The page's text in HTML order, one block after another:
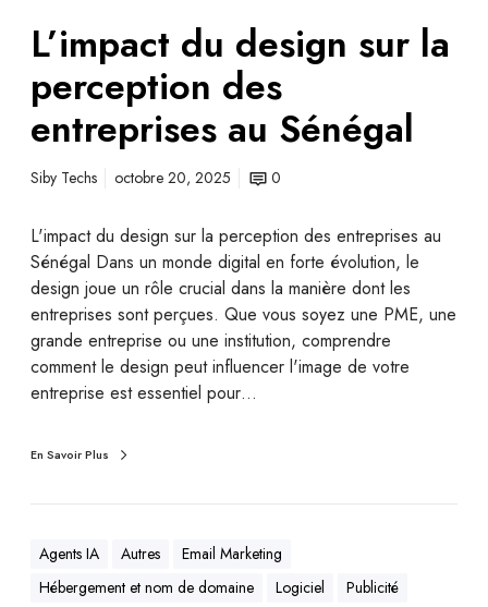
L’impact du design sur la
perception des
entreprises au Sénégal
Siby Techs octobre 20, 2025 0
L'impact du design sur la perception des entreprises au
Sénégal Dans un monde digital en forte évolution, le
design joue un rôle crucial dans la manière dont les
entreprises sont perçues. Que vous soyez une PME, une
grande entreprise ou une institution, comprendre
comment le design peut influencer l'image de votre
entreprise est essentiel pour…
En Savoir Plus
Agents IA Autres
Email Marketing
Hébergement et nom de domaine
Logiciel
Publicité